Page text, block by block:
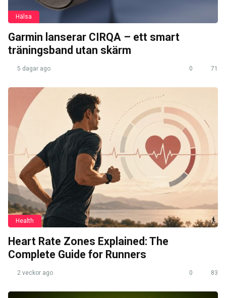
Hälsa
Garmin lanserar CIRQA – ett smart
träningsband utan skärm
5 dagar ago 0 71
Health
Heart Rate Zones Explained: The
Complete Guide for Runners
2 veckor ago 0 83